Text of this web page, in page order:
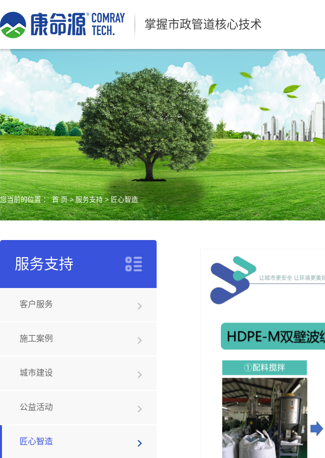
掌握市政管道核心技术
您当前的位置 ：首 页>服务支持>匠心智造
服务支持
客户服务
施工案例
城市建设
公益活动
匠心智造